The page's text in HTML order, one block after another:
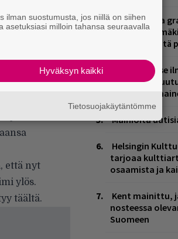
joukosta.
että nyt
ylös.
täältä.
Laittomasta
Paavo
kädessä –
Huomenna se
A.W. Yrjänän
Mainioita
Helsingin
tarjoaa
osaamista ja
Kent mainittu,
nosteessa
Suomeen
ilman suostumusta, jos niillä on siihen
asetuksiasi milloin tahansa seuraavalla
Hyväksyn kaikki
Tietosuojakäytäntömme